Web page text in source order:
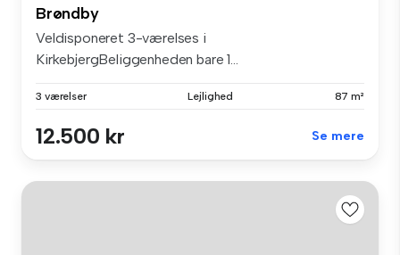
Brøndby
Veldisponeret 3-værelses i
KirkebjergBeliggenheden bare 1...
3 værelser Lejlighed 87 m²
12.500 kr Se mere